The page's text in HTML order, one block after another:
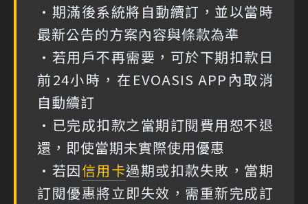
•期滿後系統將自動續訂，並以當時
最新公告的方案內容與條款為準
•若用戶不再需要，可於下期扣款日
前24小時，在EVOASIS APP內取消
自動續訂
•已完成扣款之當期訂閱費用恕不退
還，即使當期未實際使用優惠
•若因信用卡過期或扣款失敗，當期
訂閱優惠將立即失效，需重新完成訂